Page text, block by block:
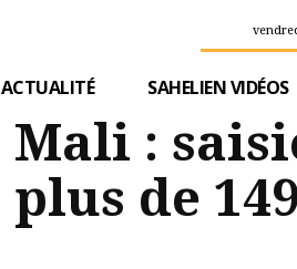
ACTUALITÉ SAHELIEN VIDÉOS
Mali :
plus de